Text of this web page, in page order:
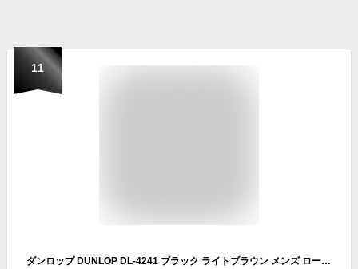
11
ダンロップ DUNLOP DL-4241 ブラック ライトブラウン メンズ ローカットスニーカー ウォーキングシューズ 紳士靴 天然皮革 4E 幅広 ワイド サイドファスナー サイドジップ 防水